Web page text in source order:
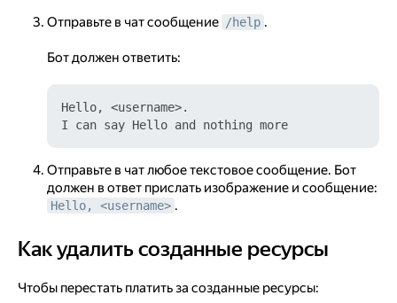
Отправьте в чат сообщение /help .
Бот должен ответить:
Hello, <username>.
Отправьте в чат любое текстовое сообщение. Бот
должен в ответ прислать изображение и сообщение:
Hello, <username> .
Как удалить созданные ресурсы
Как удалить созданные ресурсы
Чтобы перестать платить за созданные ресурсы: